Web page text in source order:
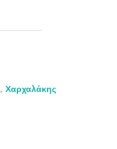
, Χαρχαλάκης